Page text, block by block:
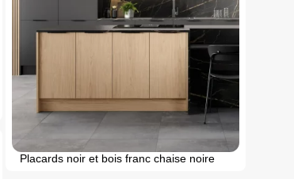
Placards noir et bois franc chaise noire